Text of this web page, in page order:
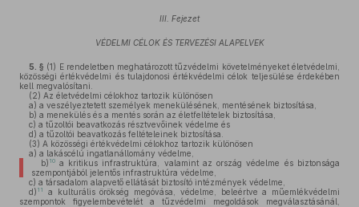
III. Fejezet
VÉDELMI CÉLOK ÉS TERVEZÉSI ALAPELVEK
5. § (1) E rendeletben meghatározott tűzvédelmi követelményeket életvédelmi,
közösségi értékvédelmi és tulajdonosi értékvédelmi célok teljesülése érdekében
kell megvalósítani.
(2) Az életvédelmi célokhoz tartozik különösen
a) a veszélyeztetett személyek menekülésének, mentésének biztosítása,
b) a menekülés és a mentés során az életfeltételek biztosítása,
c) a tűzoltói beavatkozás résztvevőinek védelme és
d) a tűzoltói beavatkozás feltételeinek biztosítása.
(3) A közösségi értékvédelmi célokhoz tartozik különösen
a) a lakáscélú ingatlanállomány védelme,
b) 10a kritikus infrastruktúra, valamint az ország védelme és biztonsága
szempontjából jelentős infrastruktúra védelme,
c) a társadalom alapvető ellátását biztosító intézmények védelme,
d) 11
a kulturális örökség megóvása, védelme, beleértve a műemlékvédelmi
szempontok figyelembevételét a tűzvédelmi megoldások megválasztásánál,